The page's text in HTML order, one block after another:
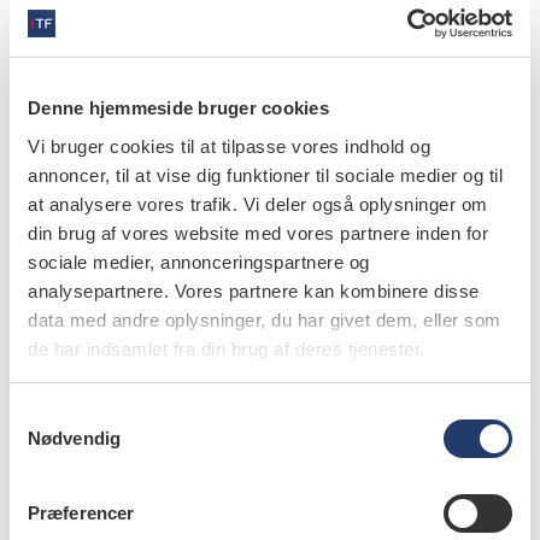
Denne hjemmeside bruger cookies
Vi bruger cookies til at tilpasse vores indhold og
annoncer, til at vise dig funktioner til sociale medier og til
at analysere vores trafik. Vi deler også oplysninger om
din brug af vores website med vores partnere inden for
sociale medier, annonceringspartnere og
analysepartnere. Vores partnere kan kombinere disse
data med andre oplysninger, du har givet dem, eller som
de har indsamlet fra din brug af deres tjenester.
Nødvendig
Præferencer
ved enhver form for behandlerskifte. Der kan
eksempelvis godt ske et reelt behandlerskifte, uden at det
sker som led i en klinikoverdragelse. Det vil dog ikke
der løbende kommer nyt personale på stedet. Men hvis
patienten ikke ønsker en anden behandler fremadrettet,
kan patienten selvfølgelig vælge et andet behandlingssted
og bede om, at patientjournalen overdrages til denne
praksis. Og så er der jo ikke noget i vejen for, at
klinikken på forhånd orienterer patienterne om planlagt
klinik.
Hvis hensigten med ændringen af loven har været, at
patienter skal give samtykke, når de oplever et